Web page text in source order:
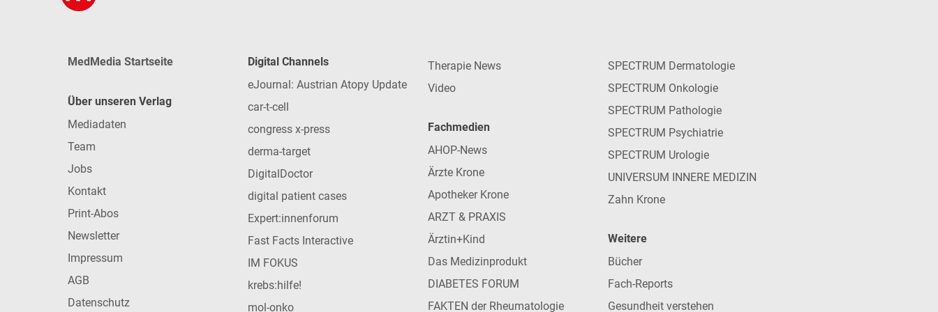
MedMedia Startseite
Über unseren Verlag
Mediadaten
Team
Jobs
Kontakt
Print-Abos
Newsletter
Impressum
AGB
Datenschutz
Digital Channels
eJournal: Austrian Atopy Update
car-t-cell
congress x-press
derma-target
DigitalDoctor
digital patient cases
Expert:innenforum
Fast Facts Interactive
IM FOKUS
krebs:hilfe!
mol-onko
Therapie News
Video
Fachmedien
AHOP-News
Ärzte Krone
Apotheker Krone
ARZT & PRAXIS
Ärztin+Kind
Das Medizinprodukt
DIABETES FORUM
FAKTEN der Rheumatologie
SPECTRUM Dermatologie
SPECTRUM Onkologie
SPECTRUM Pathologie
SPECTRUM Psychiatrie
SPECTRUM Urologie
UNIVERSUM INNERE MEDIZIN
Zahn Krone
Weitere
Bücher
Fach-Reports
Gesundheit verstehen